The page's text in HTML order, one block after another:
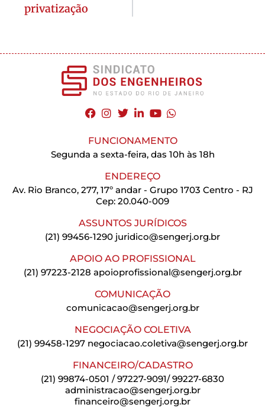
privatização
FUNCIONAMENTO
Segunda a sexta-feira, das 10h às 18h
ENDEREÇO
Av. Rio Branco, 277, 17º andar - Grupo 1703 Centro - RJ
Cep: 20.040-009
ASSUNTOS JURÍDICOS
(21) 99456-1290 juridico@sengerj.org.br
APOIO AO PROFISSIONAL
(21) 97223-2128 apoioprofissional@sengerj.org.br
COMUNICAÇÃO
comunicacao@sengerj.org.br
NEGOCIAÇÃO COLETIVA
(21) 99458-1297 negociacao.coletiva@sengerj.org.br
FINANCEIRO/CADASTRO
(21) 99874-0501 / 97227-9091/ 99227-6830
administracao@sengerj.org.br
financeiro@sengerj.org.br